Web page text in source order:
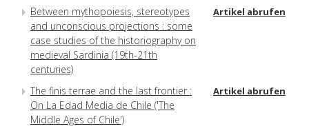
Between mythopoiesis, stereotypes
and unconscious projections : some
case studies of the historiography on
medieval Sardinia (19th-21th
centuries)
Artikel abrufen
The finis terrae and the last frontier :
On La Edad Media de Chile ('The
Middle Ages of Chile')
Artikel abrufen